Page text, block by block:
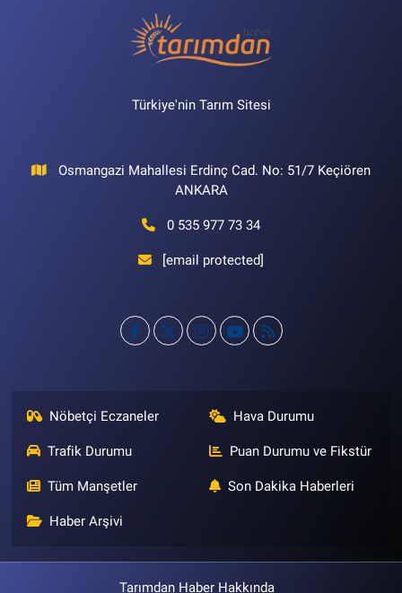
Türkiye'nin Tarım Sitesi
Osmangazi Mahallesi Erdinç Cad. No: 51/7 Keçiören
ANKARA
0 535 977 73 34
[email protected]
Nöbetçi Eczaneler Hava Durumu
Trafik Durumu Puan Durumu ve Fikstür
Tüm Manşetler Son Dakika Haberleri
Haber Arşivi
Tarımdan Haber Hakkında